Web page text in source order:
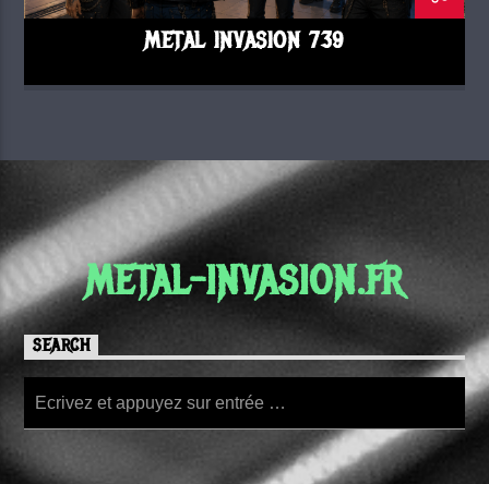
METAL INVASION 739
METAL-INVASION.FR
SEARCH